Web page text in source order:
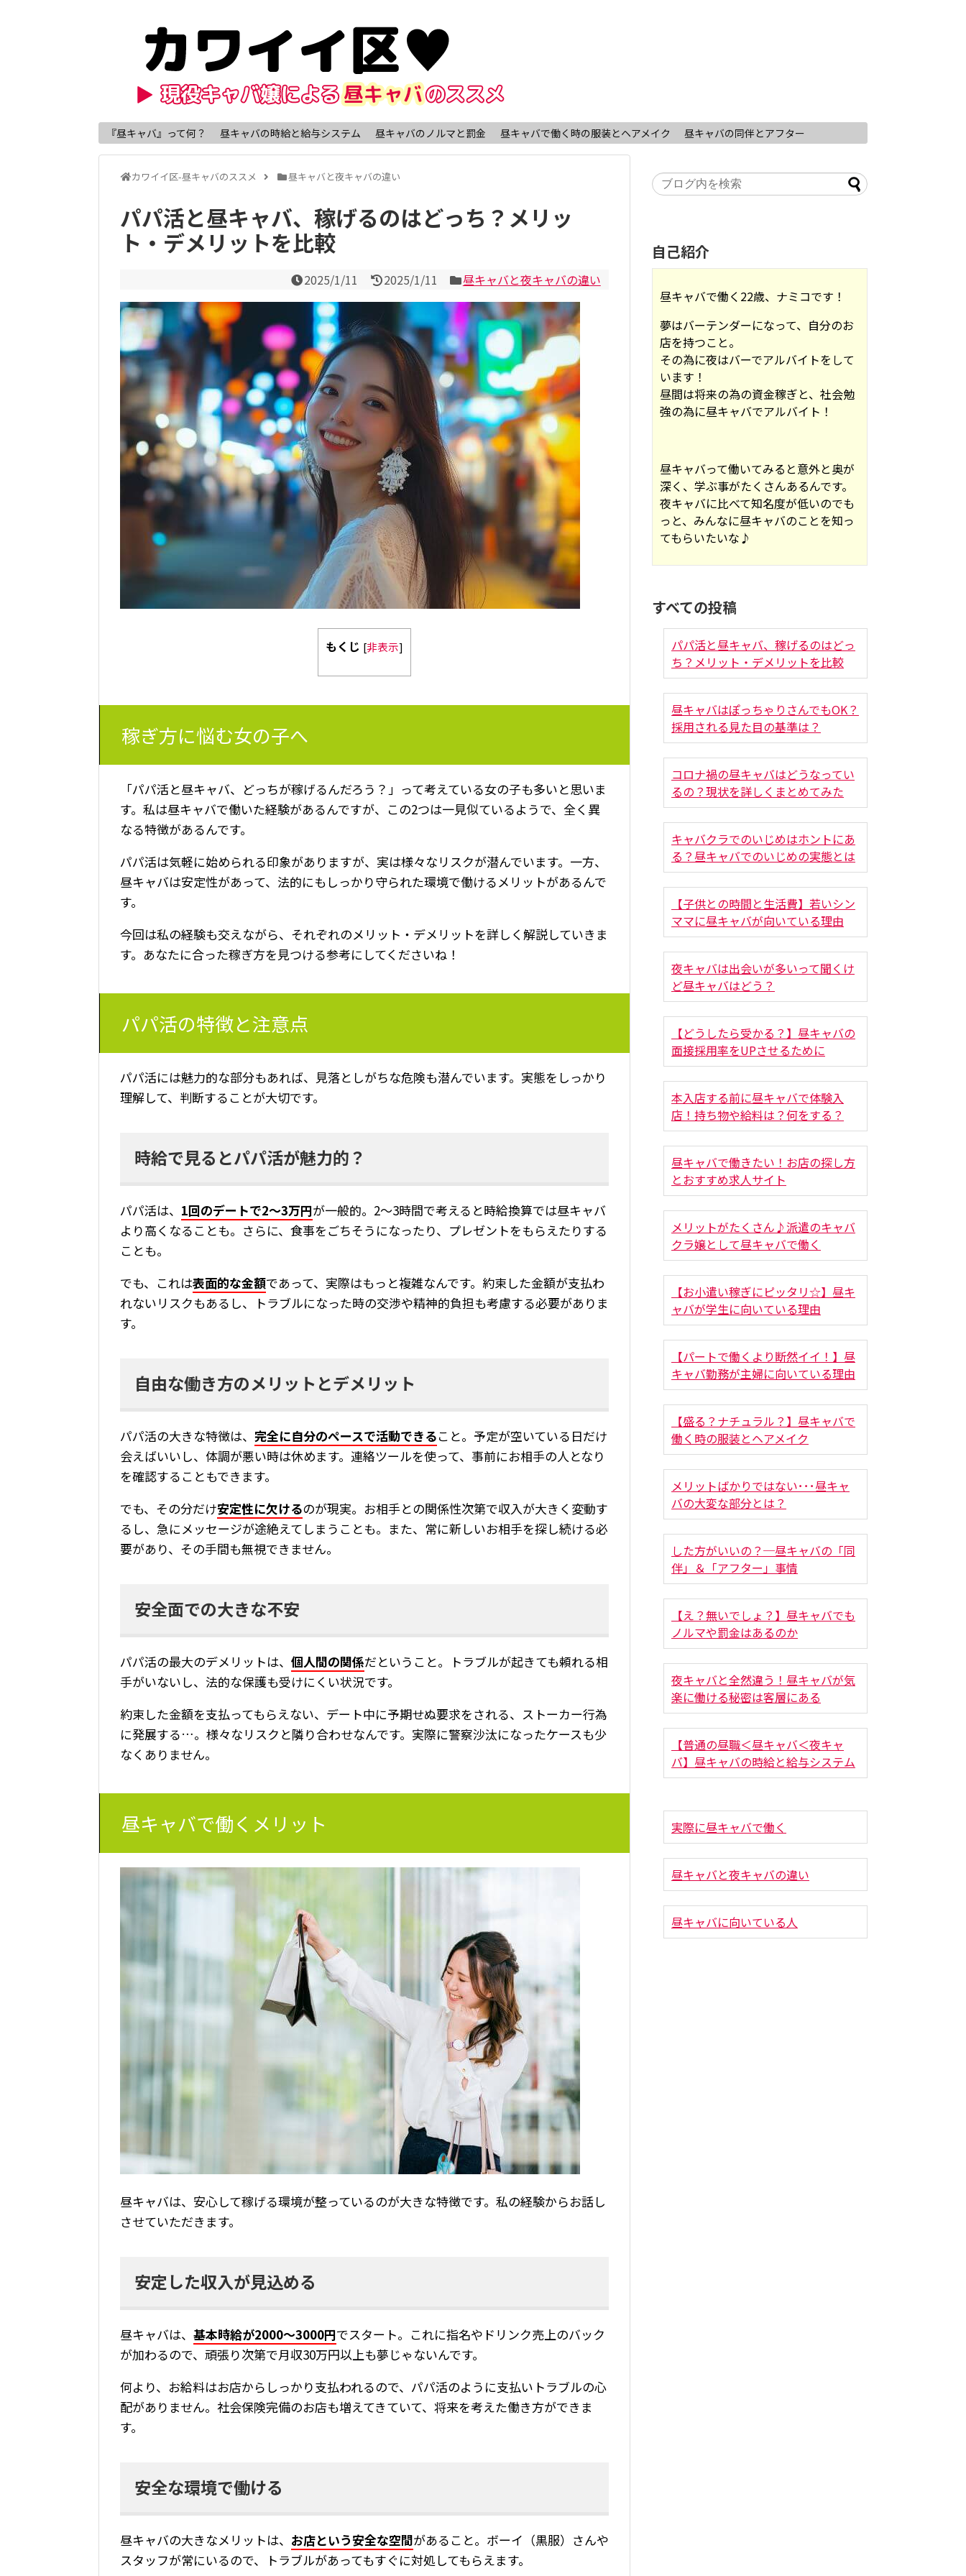
『昼キャバ』って何？ 昼キャバの時給と給与システム 昼キャバのノルマと罰金 昼キャバで働く時の服装とヘアメイク 昼キャバの同伴とアフター
カワイイ区-昼キャバのススメ 昼キャバと夜キャバの違い
パパ活と昼キャバ、稼げるのはどっち？メリッ
ト・デメリットを比較
2025/1/11 2025/1/11 昼キャバと夜キャバの違い
もくじ [非表示]
稼ぎ方に悩む女の子へ
「パパ活と昼キャバ、どっちが稼げるんだろう？」って考えている女の子も多いと思いま
す。私は昼キャバで働いた経験があるんですが、この2つは一見似ているようで、全く異
なる特徴があるんです。
パパ活は気軽に始められる印象がありますが、実は様々なリスクが潜んでいます。一方、
昼キャバは安定性があって、法的にもしっかり守られた環境で働けるメリットがあるんで
す。
今回は私の経験も交えながら、それぞれのメリット・デメリットを詳しく解説していきま
す。あなたに合った稼ぎ方を見つける参考にしてくださいね！
パパ活の特徴と注意点
パパ活には魅力的な部分もあれば、見落としがちな危険も潜んでいます。実態をしっかり
理解して、判断することが大切です。
時給で見るとパパ活が魅力的？
パパ活は、 1回のデートで2〜3万円が一般的。2〜3時間で考えると時給換算では昼キャバ
より高くなることも。さらに、食事をごちそうになったり、プレゼントをもらえたりする
ことも。
でも、これは表面的な金額であって、実際はもっと複雑なんです。約束した金額が支払わ
れないリスクもあるし、トラブルになった時の交渉や精神的負担も考慮する必要がありま
す。
自由な働き方のメリットとデメリット
パパ活の大きな特徴は、 完全に自分のペースで活動できること。予定が空いている日だけ
会えばいいし、体調が悪い時は休めます。連絡ツールを使って、事前にお相手の人となり
を確認することもできます。
でも、その分だけ安定性に欠けるのが現実。お相手との関係性次第で収入が大きく変動す
るし、急にメッセージが途絶えてしまうことも。また、常に新しいお相手を探し続ける必
要があり、その手間も無視できません。
安全面での大きな不安
パパ活の最大のデメリットは、 個人間の関係だということ。トラブルが起きても頼れる相
手がいないし、法的な保護も受けにくい状況です。
約束した金額を支払ってもらえない、デート中に予期せぬ要求をされる、ストーカー行為
に発展する…。様々なリスクと隣り合わせなんです。実際に警察沙汰になったケースも少
なくありません。
昼キャバで働くメリット
昼キャバは、安心して稼げる環境が整っているのが大きな特徴です。私の経験からお話し
させていただきます。
安定した収入が見込める
昼キャバは、 基本時給が2000〜3000円でスタート。これに指名やドリンク売上のバック
が加わるので、頑張り次第で月収30万円以上も夢じゃないんです。
何より、お給料はお店からしっかり支払われるので、パパ活のように支払いトラブルの心
配がありません。社会保険完備のお店も増えてきていて、将来を考えた働き方ができま
す。
安全な環境で働ける
昼キャバの大きなメリットは、 お店という安全な空間があること。ボーイ（黒服）さんや
スタッフが常にいるので、トラブルがあってもすぐに対処してもらえます。
自己紹介
昼キャバで働く22歳、ナミコです！
夢はバーテンダーになって、自分のお
店を持つこと。
その為に夜はバーでアルバイトをして
います！
昼間は将来の為の資金稼ぎと、社会勉
強の為に昼キャバでアルバイト！
昼キャバって働いてみると意外と奥が
深く、学ぶ事がたくさんあるんです。
夜キャバに比べて知名度が低いのでも
っと、みんなに昼キャバのことを知っ
てもらいたいな♪
すべての投稿
パパ活と昼キャバ、稼げるのはどっ
ち？メリット・デメリットを比較
昼キャバはぽっちゃりさんでもOK？
採用される見た目の基準は？
コロナ禍の昼キャバはどうなってい
るの？現状を詳しくまとめてみた
キャバクラでのいじめはホントにあ
る？昼キャバでのいじめの実態とは
【子供との時間と生活費】若いシン
ママに昼キャバが向いている理由
夜キャバは出会いが多いって聞くけ
ど昼キャバはどう？
【どうしたら受かる？】昼キャバの
面接採用率をUPさせるために
本入店する前に昼キャバで体験入
店！持ち物や給料は？何をする？
昼キャバで働きたい！お店の探し方
とおすすめ求人サイト
メリットがたくさん♪派遣のキャバ
クラ嬢として昼キャバで働く
【お小遣い稼ぎにピッタリ☆】昼キ
ャバが学生に向いている理由
【パートで働くより断然イイ！】昼
キャバ勤務が主婦に向いている理由
【盛る？ナチュラル？】昼キャバで
働く時の服装とヘアメイク
メリットばかりではない･･･昼キャ
バの大変な部分とは？
した方がいいの？─昼キャバの「同
伴」＆「アフター」事情
【え？無いでしょ？】昼キャバでも
ノルマや罰金はあるのか
夜キャバと全然違う！昼キャバが気
楽に働ける秘密は客層にある
【普通の昼職＜昼キャバ＜夜キャ
バ】昼キャバの時給と給与システム
実際に昼キャバで働く
昼キャバと夜キャバの違い
昼キャバに向いている人